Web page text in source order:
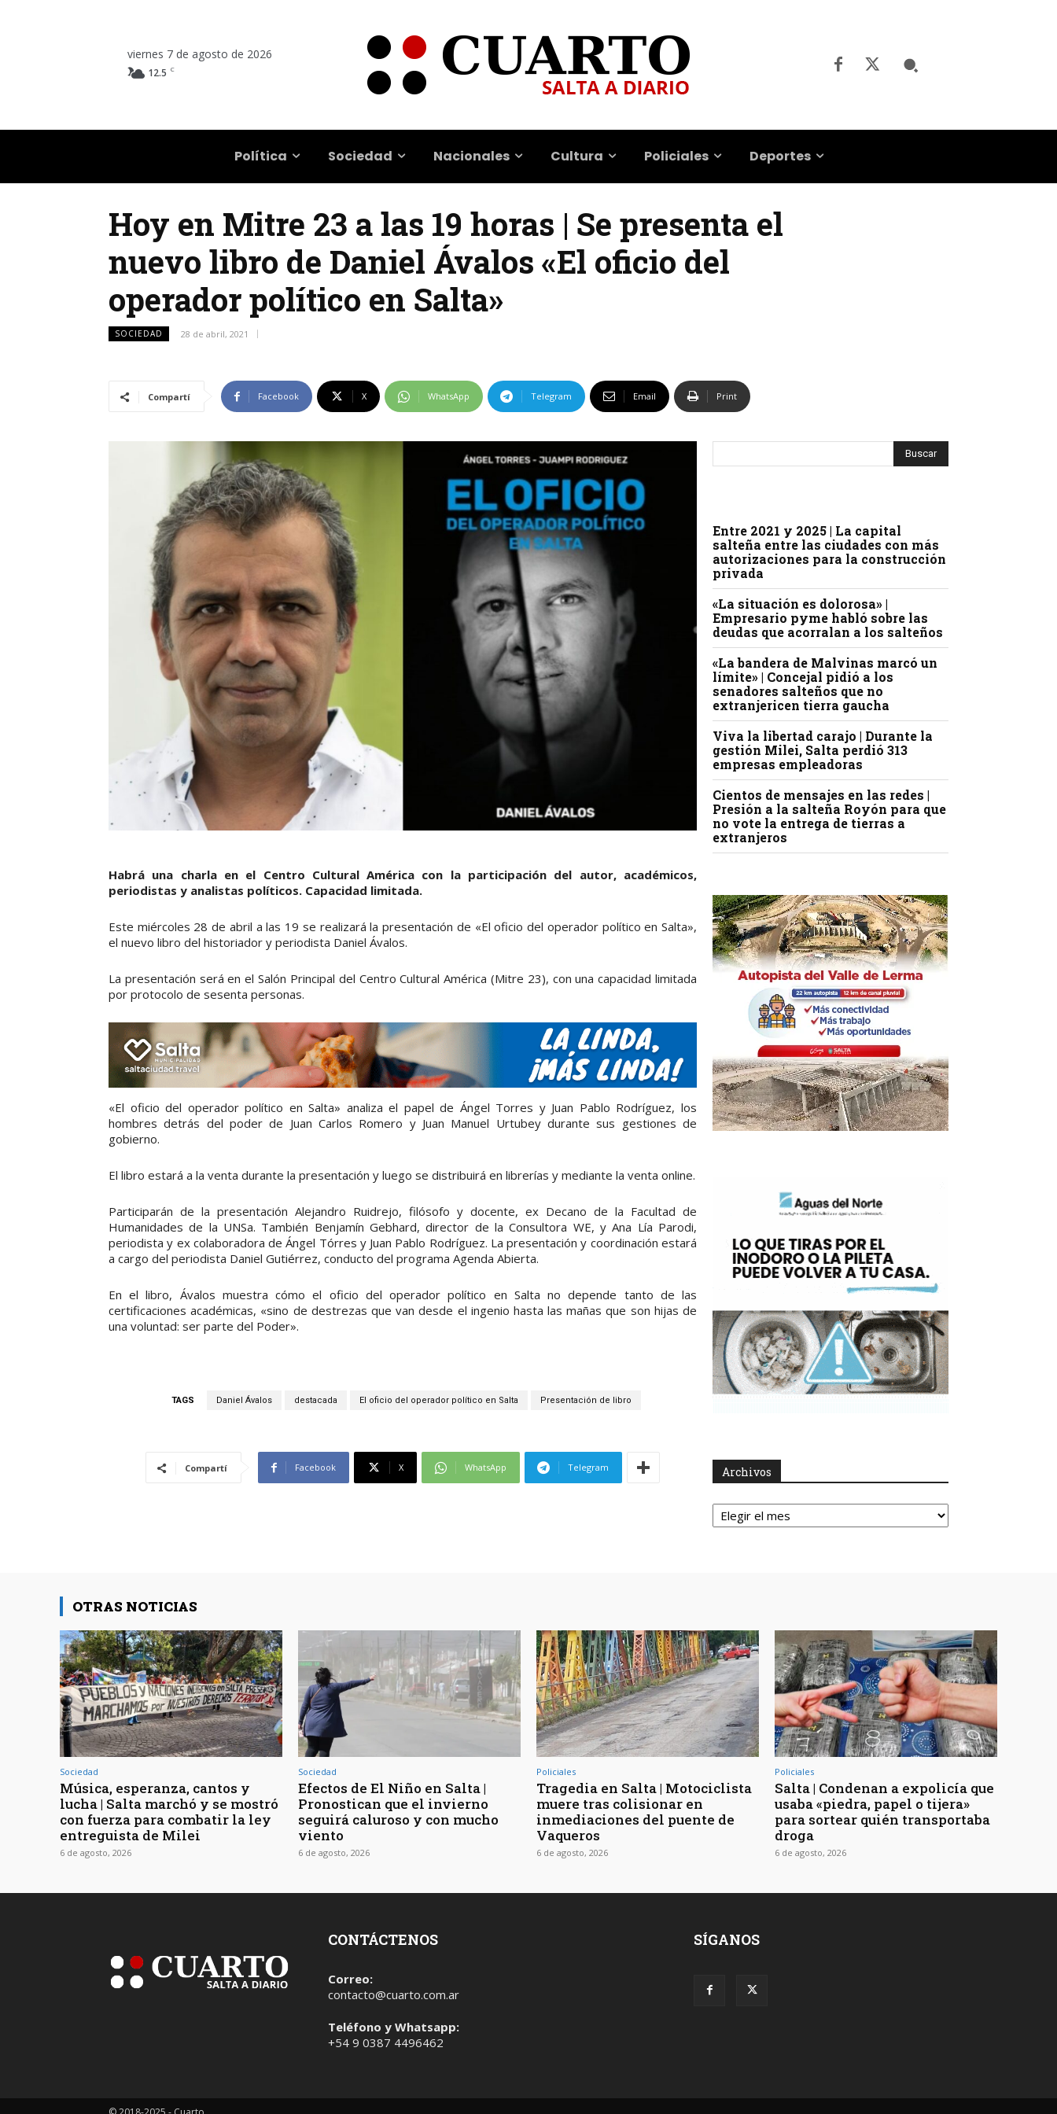
viernes 7 de agosto de 2026
12.5 C
Política Sociedad Nacionales Cultura Policiales Deportes
Hoy en Mitre 23 a las 19 horas | Se presenta el
nuevo libro de Daniel Ávalos «El oficio del
operador político en Salta»
SOCIEDAD 28 de abril, 2021
Compartí Facebook X WhatsApp Telegram Email Print
Habrá una charla en el Centro Cultural América con la participación del autor, académicos,
periodistas y analistas políticos. Capacidad limitada.
Este miércoles 28 de abril a las 19 se realizará la presentación de «El oficio del operador político en Salta»,
el nuevo libro del historiador y periodista Daniel Ávalos.
La presentación será en el Salón Principal del Centro Cultural América (Mitre 23), con una capacidad limitada
por protocolo de sesenta personas.
«El oficio del operador político en Salta» analiza el papel de Ángel Torres y Juan Pablo Rodríguez, los
hombres detrás del poder de Juan Carlos Romero y Juan Manuel Urtubey durante sus gestiones de
gobierno.
El libro estará a la venta durante la presentación y luego se distribuirá en librerías y mediante la venta online.
Participarán de la presentación Alejandro Ruidrejo, filósofo y docente, ex Decano de la Facultad de
Humanidades de la UNSa. También Benjamín Gebhard, director de la Consultora WE, y Ana Lía Parodi,
periodista y ex colaboradora de Ángel Tórres y Juan Pablo Rodríguez. La presentación y coordinación estará
a cargo del periodista Daniel Gutiérrez, conducto del programa Agenda Abierta.
En el libro, Ávalos muestra cómo el oficio del operador político en Salta no depende tanto de las
certificaciones académicas, «sino de destrezas que van desde el ingenio hasta las mañas que son hijas de
una voluntad: ser parte del Poder».
TAGS Daniel Ávalos destacada El oficio del operador político en Salta Presentación de libro
Compartí Facebook X WhatsApp Telegram
Entre 2021 y 2025 | La capital
salteña entre las ciudades con más
autorizaciones para la construcción
privada
«La situación es dolorosa» |
Empresario pyme habló sobre las
deudas que acorralan a los salteños
«La bandera de Malvinas marcó un
límite» | Concejal pidió a los
senadores salteños que no
extranjericen tierra gaucha
Viva la libertad carajo | Durante la
gestión Milei, Salta perdió 313
empresas empleadoras
Cientos de mensajes en las redes |
Presión a la salteña Royón para que
no vote la entrega de tierras a
extranjeros
Archivos
Archivos
OTRAS NOTICIAS
Sociedad
Música, esperanza, cantos y
lucha | Salta marchó y se mostró
con fuerza para combatir la ley
entreguista de Milei
6 de agosto, 2026
Sociedad
Efectos de El Niño en Salta |
Pronostican que el invierno
seguirá caluroso y con mucho
viento
6 de agosto, 2026
Policiales
Tragedia en Salta | Motociclista
muere tras colisionar en
inmediaciones del puente de
Vaqueros
6 de agosto, 2026
Policiales
Salta | Condenan a expolicía que
usaba «piedra, papel o tijera»
para sortear quién transportaba
droga
6 de agosto, 2026
CONTÁCTENOS
Correo:
contacto@cuarto.com.ar
Teléfono y Whatsapp:
+54 9 0387 4496462
SÍGANOS